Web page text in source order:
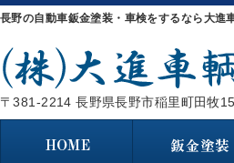
長野の自動車鈑金塗装・車検をするなら大
〒381-2214 長野県長野市稲里町田牧